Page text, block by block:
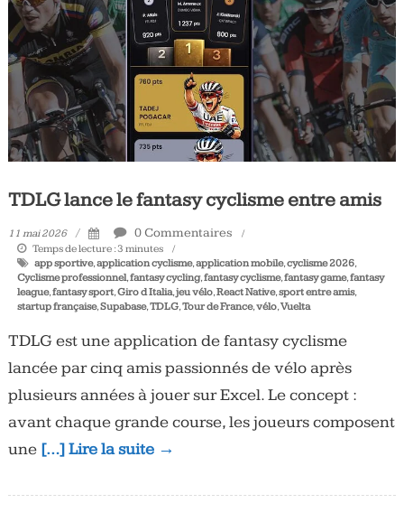
Tous
les
jours,
votre
actualité
vélo
et
TDLG lance le fantasy cyclisme entre amis
11 mai 2026 0 Commentaires
Temps de lecture :3 minutes
app sportive,application cyclisme,application mobile,cyclisme 2026,
Cyclisme professionnel,fantasy cycling,fantasy cyclisme,fantasy game,fantasy
league,fantasy sport,Giro d Italia,jeu vélo,React Native,sport entre amis,
startup française,Supabase,TDLG,Tour de France,vélo,Vuelta
TDLG est une application de fantasy cyclisme
lancée par cinq amis passionnés de vélo après
plusieurs années à jouer sur Excel. Le concept :
avant chaque grande course, les joueurs composent
une […] Lire la suite →